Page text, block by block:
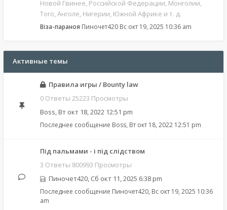
Новой Гвинее, Российской Федерации, Монголии,
Того, Анголе, Нигерии, Южной Африке и т. д.
Віза-параноя Пиночет420 Вс окт 19, 2025 10:36 am
Активные темы
Правила игры / Bounty law
0 Ответы 25223 Просмотры
Boss, Вт окт 18, 2022 12:51 pm
Последнее сообщение Boss, Вт окт 18, 2022 12:51 pm
Під пальмами - і під слідством
3 Ответы 800993 Просмотры
Пиночет420, Сб окт 11, 2025 6:38 pm
Последнее сообщение Пиночет420, Вс окт 19, 2025 10:36
am